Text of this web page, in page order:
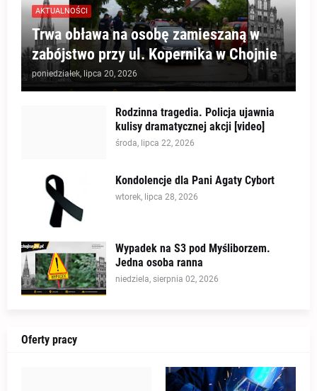
AKTUALNOŚCI
Trwa obława na osobę zamieszaną w
zabójstwo przy ul. Kopernika w Chojnie
poniedziałek, lipca 20, 2026
Rodzinna tragedia. Policja ujawnia
kulisy dramatycznej akcji [video]
środa, lipca 22, 2026
Kondolencje dla Pani Agaty Cybort
wtorek, lipca 28, 2026
Wypadek na S3 pod Myśliborzem.
Jedna osoba ranna
niedziela, sierpnia 02, 2026
Oferty pracy